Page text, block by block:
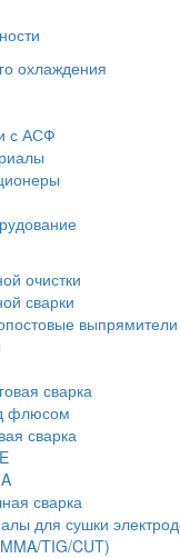
охлаждения
с АСФ
очистки
сварки
выпрямители
сварка
флюсом
сварка
сварка
для сушки
TIG/CUT)